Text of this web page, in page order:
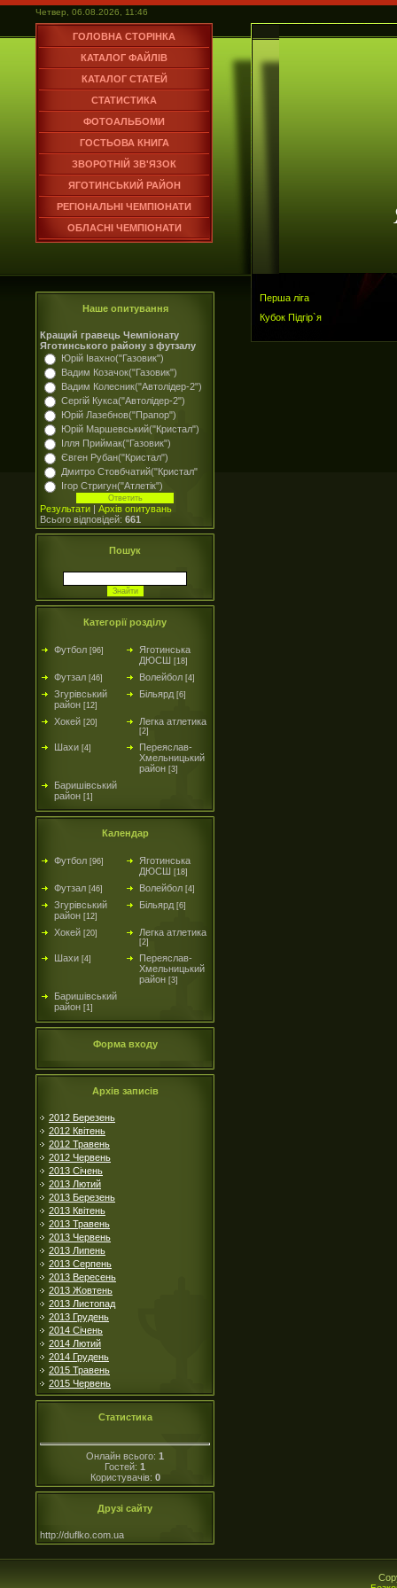
Четвер, 06.08.2026, 11:46
ГОЛОВНА СТОРІНКА
КАТАЛОГ ФАЙЛІВ
КАТАЛОГ СТАТЕЙ
СТАТИСТИКА
ФОТОАЛЬБОМИ
ГОСТЬОВА КНИГА
ЗВОРОТНІЙ ЗВ'ЯЗОК
ЯГОТИНСЬКИЙ РАЙОН
РЕГІОНАЛЬНІ ЧЕМПІОНАТИ
ОБЛАСНІ ЧЕМПІОНАТИ
Наше опитування
Кращий гравець Чемпіонату
Яготинського району з футзалу
Юрій Івахно("Газовик")
Вадим Козачок("Газовик")
Вадим Колесник("Автолідер-2")
Сергій Кукса("Автолідер-2")
Юрій Лазебнов("Прапор")
Юрій Маршевський("Кристал")
Ілля Приймак("Газовик")
Євген Рубан("Кристал")
Дмитро Стовбчатий("Кристал"
Ігор Стригун("Атлетік")
Результати | Архів опитувань
Всього відповідей: 661
Пошук
Категорії розділу
Футбол [96]
Яготинська
ДЮСШ [18]
Футзал [46] Волейбол [4]
Згурівський
район [12]
Більярд [6]
Хокей [20] Легка атлетика
[2]
Шахи [4]
Переяслав-
Хмельницький
район [3]
Баришівський
район [1]
Календар
Футбол [96]
Яготинська
ДЮСШ [18]
Футзал [46] Волейбол [4]
Згурівський
район [12]
Більярд [6]
Хокей [20] Легка атлетика
[2]
Шахи [4]
Переяслав-
Хмельницький
район [3]
Баришівський
район [1]
Форма входу
Архів записів
2012 Березень
2012 Квітень
2012 Травень
2012 Червень
2013 Січень
2013 Лютий
2013 Березень
2013 Квітень
2013 Травень
2013 Червень
2013 Липень
2013 Серпень
2013 Вересень
2013 Жовтень
2013 Листопад
2013 Грудень
2014 Січень
2014 Лютий
2014 Грудень
2015 Травень
2015 Червень
Статистика
Онлайн всього: 1
Гостей: 1
Користувачів: 0
Друзі сайту
http://duflko.com.ua
Перша ліга
Кубок Підгір`я